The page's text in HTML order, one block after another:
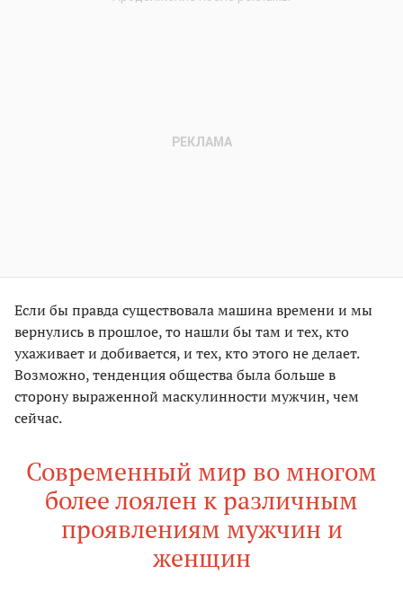
Если бы правда существовала машина времени и мы
вернулись в прошлое, то нашли бы там и тех, кто
ухаживает и добивается, и тех, кто этого не делает.
Возможно, тенденция общества была больше в
сторону выраженной маскулинности мужчин, чем
сейчас.
Современный мир во многом
более лоялен к различным
проявлениям мужчин и
женщин